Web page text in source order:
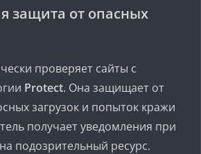
защита от опасных
проверяет сайты с
Protect. Она защищает от
загрузок и попыток кражи
получает уведомления при
подозрительный ресурс.